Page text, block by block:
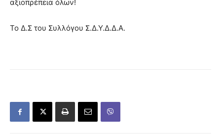
αξιοπρέπεια όλων!
Το Δ.Σ του Συλλόγου Σ.Δ.Υ.Δ.Δ.Α.